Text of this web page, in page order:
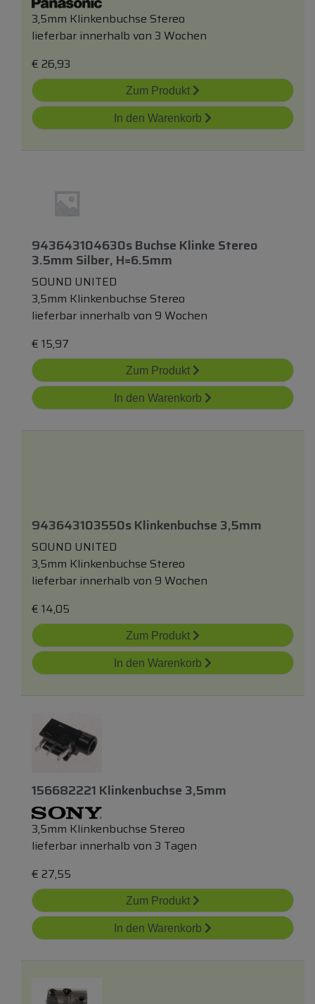
3,5mm Klinkenbuchse Stereo
lieferbar innerhalb von 3 Wochen
€ 26,93
Zum Produkt
In den Warenkorb
943643104630s Buchse Klinke Stereo
3.5mm Silber, H=6.5mm
SOUND UNITED
3,5mm Klinkenbuchse Stereo
lieferbar innerhalb von 9 Wochen
€ 15,97
Zum Produkt
In den Warenkorb
943643103550s Klinkenbuchse 3,5mm
SOUND UNITED
3,5mm Klinkenbuchse Stereo
lieferbar innerhalb von 9 Wochen
€ 14,05
Zum Produkt
In den Warenkorb
156682221 Klinkenbuchse 3,5mm
3,5mm Klinkenbuchse Stereo
lieferbar innerhalb von 3 Tagen
€ 27,55
Zum Produkt
In den Warenkorb